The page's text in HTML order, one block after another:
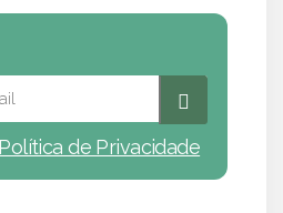
Política de Privacidade